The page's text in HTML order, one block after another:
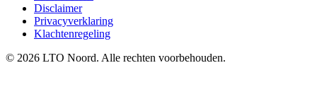
Disclaimer
Privacyverklaring
Klachtenregeling
© 2026 LTO Noord. Alle rechten voorbehouden.